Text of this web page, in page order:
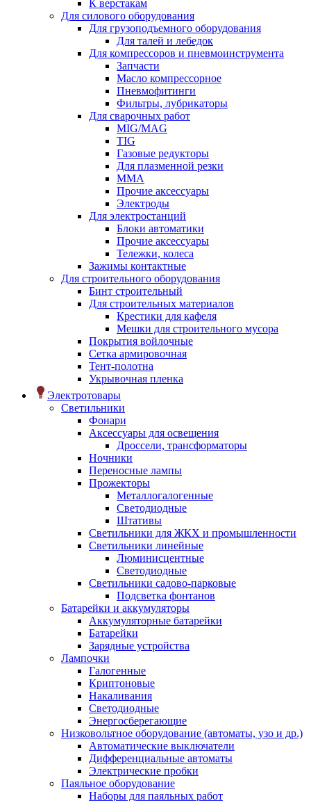
К верстакам
Для силового оборудования
Для грузоподъемного оборудования
Для талей и лебедок
Для компрессоров и пневмоинструмента
Запчасти
Масло компрессорное
Пневмофитинги
Фильтры, лубрикаторы
Для сварочных работ
MIG/MAG
TIG
Газовые редукторы
Для плазменной резки
ММА
Прочие аксессуары
Электроды
Для электростанций
Блоки автоматики
Прочие аксессуары
Тележки, колеса
Зажимы контактные
Для строительного оборудования
Бинт строительный
Для строительных материалов
Крестики для кафеля
Мешки для строительного мусора
Покрытия войлочные
Сетка армировочная
Тент-полотна
Укрывочная пленка
Электротовары
Светильники
Фонари
Аксессуары для освещения
Дроссели, трансформаторы
Ночники
Переносные лампы
Прожекторы
Металлогалогенные
Светодиодные
Штативы
Светильники для ЖКХ и промышленности
Светильники линейные
Люминисцентные
Светодиодные
Светильники садово-парковые
Подсветка фонтанов
Батарейки и аккумуляторы
Аккумуляторные батарейки
Батарейки
Зарядные устройства
Лампочки
Галогенные
Криптоновые
Накаливания
Светодиодные
Энергосберегающие
Низковольтное оборудование (автоматы, узо и др.)
Автоматические выключатели
Дифференциальные автоматы
Электрические пробки
Паяльное оборудование
Наборы для паяльных работ